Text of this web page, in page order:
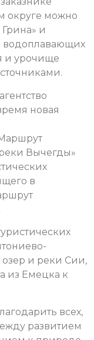
округе можно
и
водоплавающих
и урочище
новая
Вычегды»
в
и реки Сии,
из Емецка к
всех,
развитием